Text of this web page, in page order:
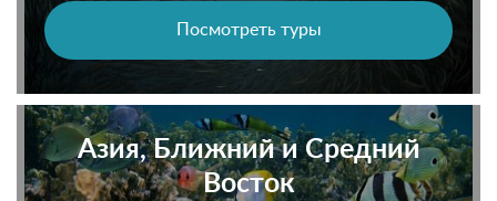
Посмотреть туры
Азия, Ближний и Средний
Восток